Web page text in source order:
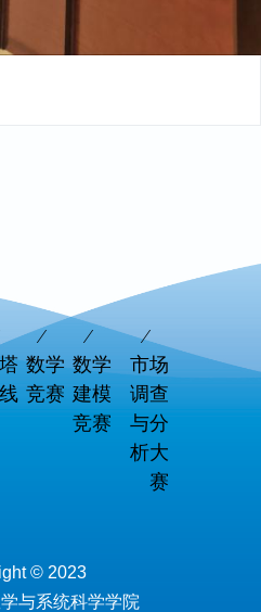
数学
竞赛
数学
建模
竞赛
市场
调查
与分
析大
赛
© 2023
与系统科学学院